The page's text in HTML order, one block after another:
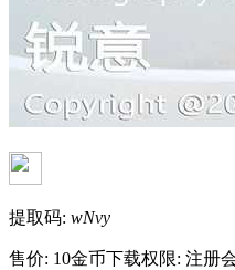
提取码: wNvy
售价: 10金币下载权限: 注册